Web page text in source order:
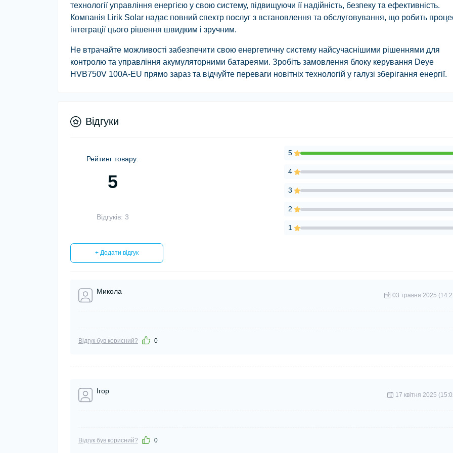
технології управління енергією у свою систему, підвищуючи її надійність, безпеку та ефективність.
Компанія Lirik Solar надає повний спектр послуг з встановлення та обслуговування, що робить
інтеграції цього рішення швидким і зручним.
Не втрачайте можливості забезпечити свою енергетичну систему найсучаснішими рішеннями для
контролю та управління акумуляторними батареями. Зробіть замовлення блоку керування Deye
HVB750V 100A-EU прямо зараз та відчуйте переваги новітніх технологій у галузі зберігання енергії.
Відгуки
Рейтинг товару:
5
Відгуків: 3
5
4
3
2
1
+ Додати відгук
Микола 03 травня 2025
Відгук був корисний? 0
Ігор 17 квітня 2025
Відгук був корисний? 0